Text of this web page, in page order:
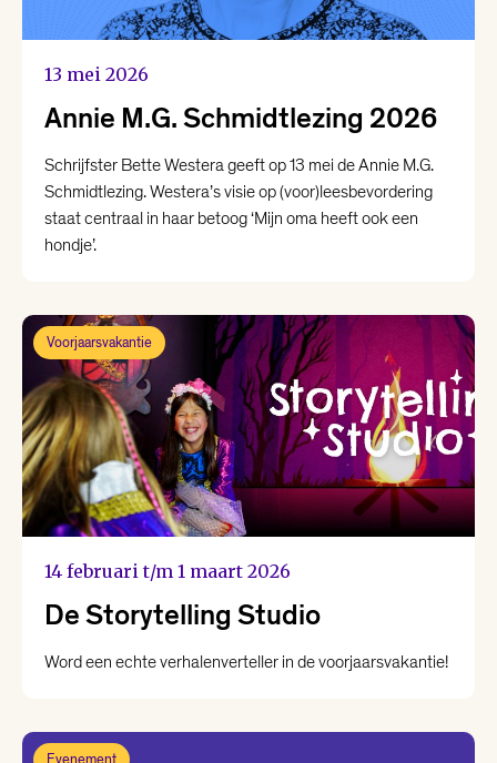
13 mei 2026
Annie M.G. Schmidtlezing 2026
Schrijfster Bette Westera geeft op 13 mei de Annie M.G.
Schmidtlezing. Westera’s visie op (voor)leesbevordering
staat centraal in haar betoog ‘Mijn oma heeft ook een
hondje’.
Voorjaarsvakantie
14 februari t/m 1 maart 2026
De Storytelling Studio
Word een echte verhalenverteller in de voorjaarsvakantie!